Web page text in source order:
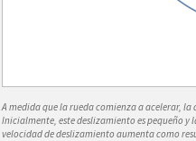
A medida que la rueda comienza a acelerar,
Inicialmente, este deslizamiento es pequeño y
velocidad de deslizamiento aumenta como